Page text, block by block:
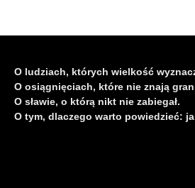
O ludziach, których wielkość
O osiągnięciach, które nie znają
O sławie, o którą nikt nie zabiegał.
O tym, dlaczego warto powiedzieć: